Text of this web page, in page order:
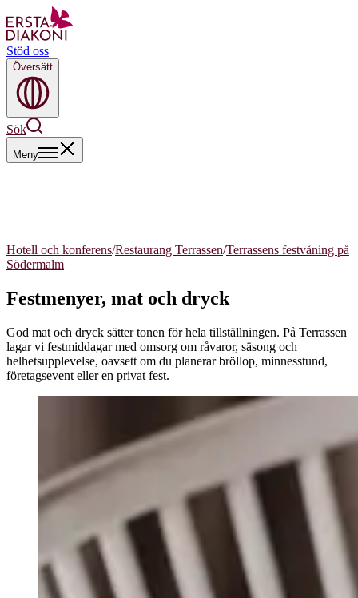
Stöd oss
Översätt
Sök
Meny
Hotell och konferens/Restaurang Terrassen/Terrassens festvåning på
Södermalm
Festmenyer, mat och dryck
God mat och dryck sätter tonen för hela tillställningen. På Terrassen
lagar vi festmiddagar med omsorg om råvaror, säsong och
helhetsupplevelse, oavsett om du planerar bröllop, minnesstund,
företagsevent eller en privat fest.